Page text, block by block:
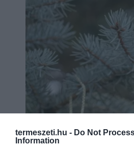
termeszeti.hu - Do Not
Information